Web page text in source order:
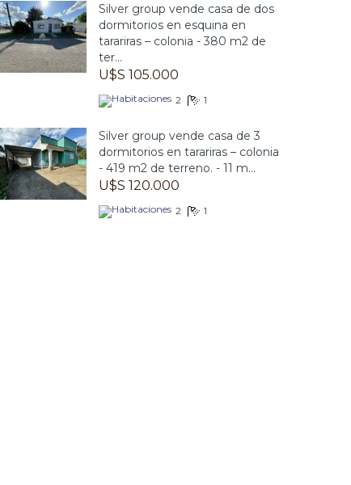
Silver group vende casa de dos
dormitorios en esquina en
tarariras – colonia - 380 m2 de
ter...
U$S 105.000
2 1
Silver group vende casa de 3
dormitorios en tarariras – colonia
- 419 m2 de terreno. - 11 m...
U$S 120.000
2 1